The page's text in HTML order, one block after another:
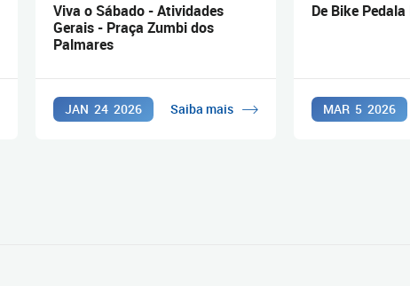
Viva o Sábado - Atividades
Gerais - Praça Zumbi dos
Palmares
JAN 24 2026 Saiba mais
De Bike
MAR 5 2026